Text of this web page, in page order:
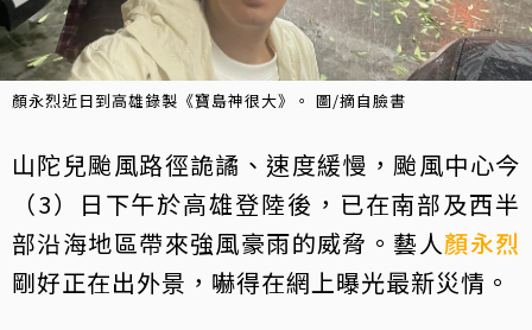
顏永烈近日到高雄錄製《寶島神很大》。 圖/摘自臉書
山陀兒颱風路徑詭譎、速度緩慢，颱風中心今
（3）日下午於高雄登陸後，已在南部及西半
部沿海地區帶來強風豪雨的威脅。藝人顏永烈
剛好正在出外景，嚇得在網上曝光最新災情。